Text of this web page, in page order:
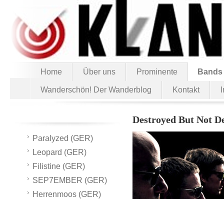
Home Über uns Prominente Bands
Wanderschön! Der Wanderblog Kontakt
Paralyzed (GER)
Leopard (GER)
Filistine (GER)
SEP7EMBER (GER)
Herrenmoos (GER)
Destroyed But Not